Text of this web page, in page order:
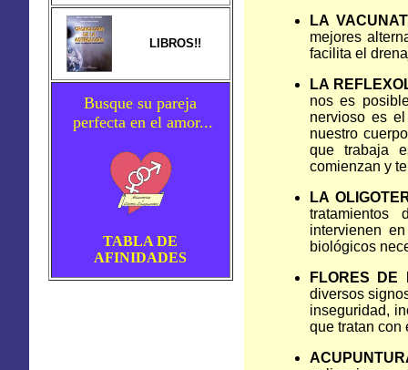
LIBROS!!
Busque su pareja
perfecta en el amor...
TABLA DE
AFINIDADES
LA
mejores
facilita el
LA
nos es
nervioso es
nuestro
que trabaja
comienzan y
LA
tratamientos
intervienen
biológicos
FLORES
diversos
inseguridad,
que tratan con